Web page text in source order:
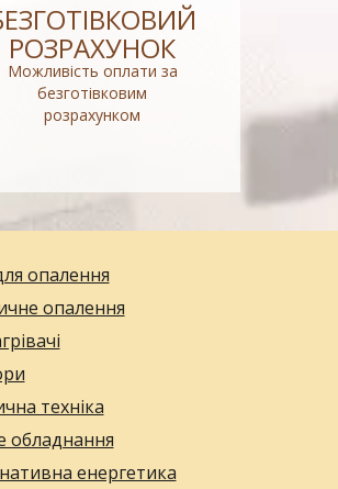
РОЗРАХУНОК
Можливість оплати за
безготівковим
розрахунком
опалення
опалення
техніка
обладнання
енергетика